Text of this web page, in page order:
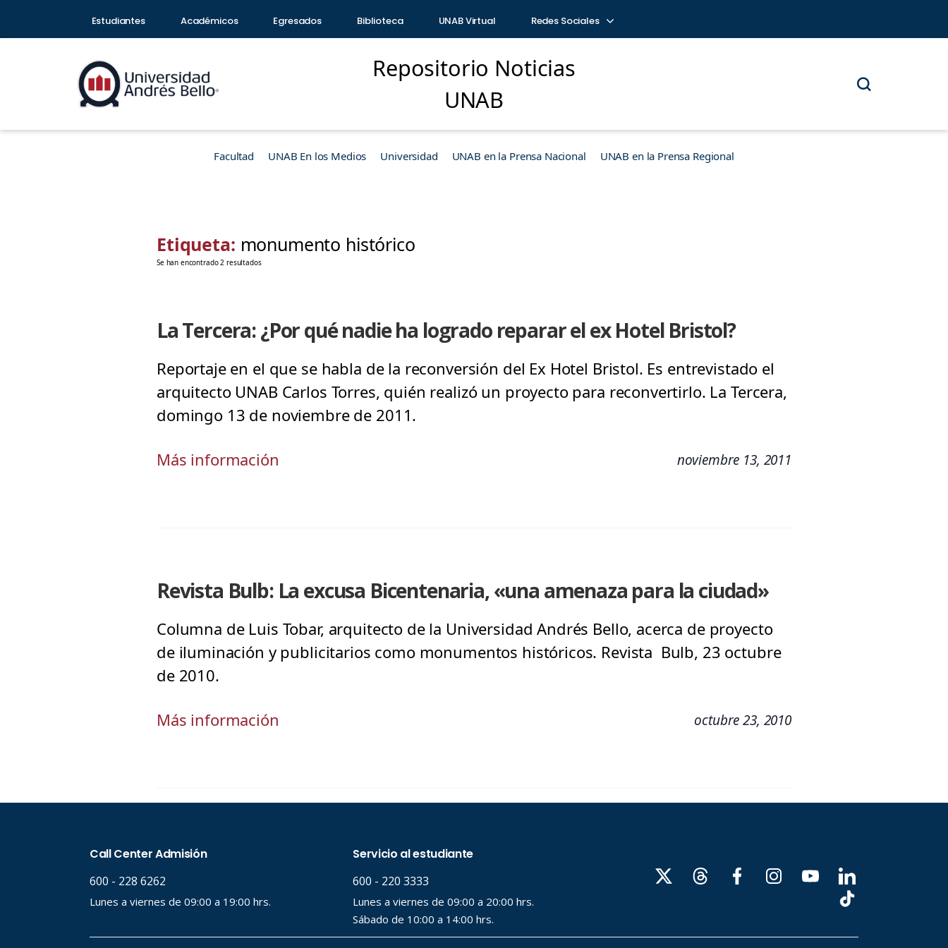
Estudiantes Académicos Egresados Biblioteca UNAB Virtual Redes Sociales
Repositorio Noticias
UNAB
Facultad UNAB En los Medios Universidad UNAB en la Prensa Nacional UNAB en la Prensa Regional
Etiqueta: monumento histórico
Se han encontrado 2 resultados
La Tercera: ¿Por qué nadie ha logrado reparar el ex Hotel Bristol?
Reportaje en el que se habla de la reconversión del Ex Hotel Bristol. Es entrevistado el
arquitecto UNAB Carlos Torres, quién realizó un proyecto para reconvertirlo. La Tercera,
domingo 13 de noviembre de 2011.
Más información noviembre 13, 2011
Revista Bulb: La excusa Bicentenaria, «una amenaza para la ciudad»
Columna de Luis Tobar, arquitecto de la Universidad Andrés Bello, acerca de proyecto
de iluminación y publicitarios como monumentos históricos. Revista Bulb, 23 octubre
de 2010.
Más información octubre 23, 2010